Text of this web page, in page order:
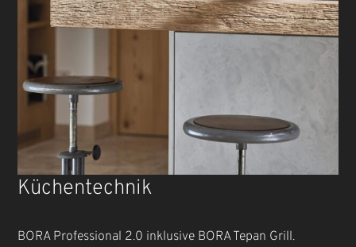
Küchentechnik
BORA Professional 2.0 inklusive BORA Tepan Grill.